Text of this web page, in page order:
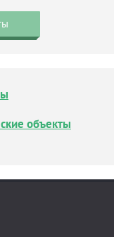
объекты